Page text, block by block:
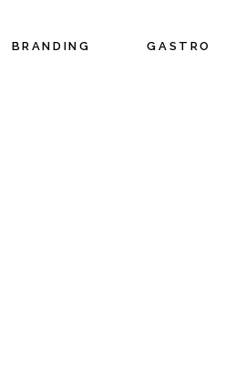
BRANDING GASTRO